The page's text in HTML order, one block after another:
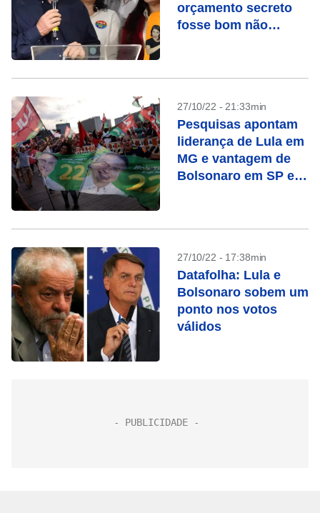
orçamento secreto
fosse bom não
27/10/22 - 21:33min
Pesquisas apontam
liderança de Lula em
MG e vantagem de
Bolsonaro em SP e
27/10/22 - 17:38min
Datafolha: Lula e
Bolsonaro sobem um
ponto nos votos
válidos